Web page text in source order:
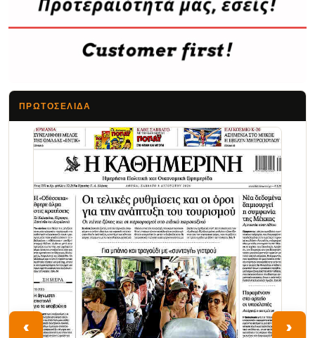
ΠΡΩΤΟΣΈΛΙΔΑ
‹ ›